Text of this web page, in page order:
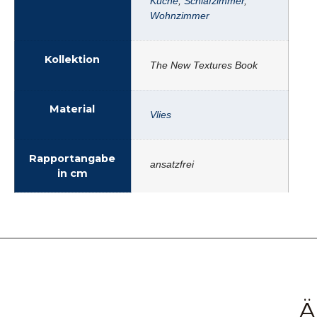
Wohnzimmer
Kollektion The New Textures Book
Material Vlies
Rapportangabe
in cm
ansatzfrei